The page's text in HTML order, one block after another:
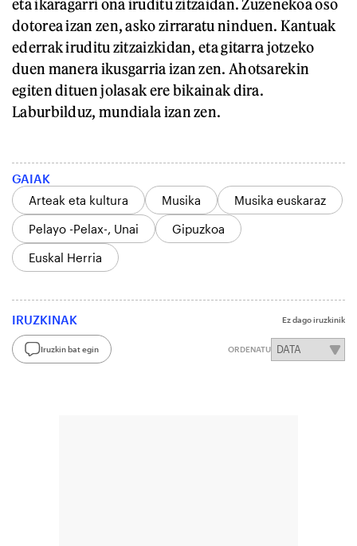
eta ikaragarri ona iruditu zitzaidan. Zuzenekoa oso
dotorea izan zen, asko zirraratu ninduen. Kantuak
ederrak iruditu zitzaizkidan, eta gitarra jotzeko
duen manera ikusgarria izan zen. Ahotsarekin
egiten dituen jolasak ere bikainak dira.
Laburbilduz, mundiala izan zen.
GAIAK
Arteak eta kultura
Musika
Musika euskaraz
Pelayo -Pelax-, Unai
Gipuzkoa
Euskal Herria
IRUZKINAK Ez dago iruzkinik
Iruzkin bat egin ORDENATU